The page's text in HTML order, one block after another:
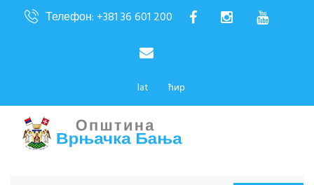
Телефон: +381 36 601 200
lat ћир